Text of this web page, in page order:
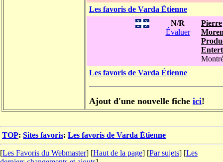
Les favoris de Varda Étienne
N/R
Évaluer
Pierre
Les favoris de Varda Étienne
Ajout d'une nouvelle fiche ici!
TOP: Sites favoris: Les favoris de Varda Étienne
[Les Favoris du Webmaster] [Haut de la page] [Par sujets] [Les